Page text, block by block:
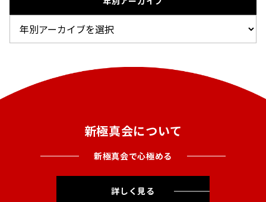
新極真会について
新極真会で心極める
詳しく見る